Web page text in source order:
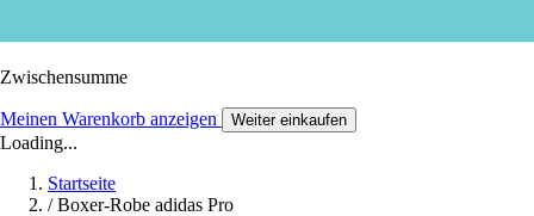
Zwischensumme
Meinen Warenkorb anzeigen Weiter einkaufen
Loading...
Startseite
/ Boxer-Robe adidas Pro